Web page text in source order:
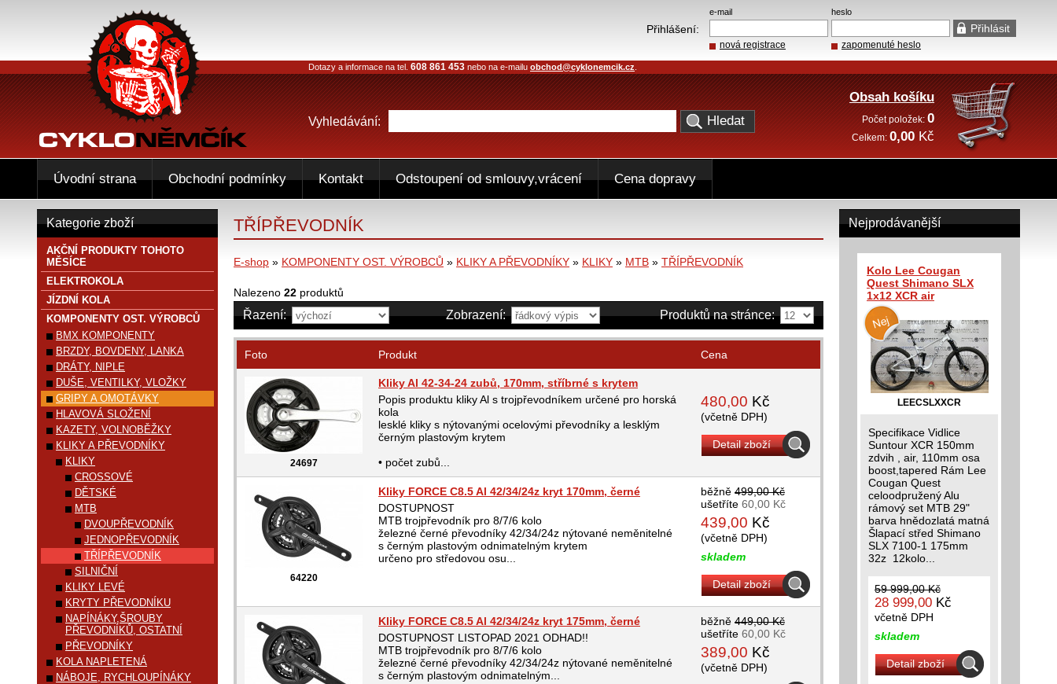
TŘÍPŘEVODNÍK
E-shop » KOMPONENTY OST. VÝROBCŮ » KLIKY A PŘEVODNÍKY » KLIKY » MTB » TŘÍPŘEVODNÍK
Nalezeno 22 produktů
Řazení: Zobrazení: Produktů na stránce:
Foto Produkt Cena
24697
Kliky Al 42-34-24 zubů, 170mm, stříbrné s krytem
Popis produktu kliky Al s trojpřevodníkem určené pro horská
kola
lesklé kliky s nýtovanými ocelovými převodníky a lesklým
černým plastovým krytem
• počet zubů...
480,00 Kč
(včetně DPH)
Detail zboží
64220
Kliky FORCE C8.5 Al 42/34/24z kryt 170mm, černé
DOSTUPNOST
MTB trojpřevodník pro 8/7/6 kolo
železné černé převodníky 42/34/24z nýtované neměnitelné
s černým plastovým odnimatelným krytem
určeno pro středovou osu...
běžně 499,00 Kč
ušetříte 60,00 Kč
439,00 Kč
(včetně DPH)
skladem
Detail zboží
Kliky FORCE C8.5 Al 42/34/24z kryt 175mm, černé
DOSTUPNOST LISTOPAD 2021 ODHAD!!
MTB trojpřevodník pro 8/7/6 kolo
železné černé převodníky 42/34/24z nýtované neměnitelné
s černým plastovým odnimatelným...
běžně 449,00 Kč
ušetříte 60,00 Kč
389,00 Kč
(včetně DPH)
Nejprodávanější
Kolo Lee Cougan
Quest Shimano SLX
1x12 XCR air
LEECSLXXCR
Specifikace Vidlice
Suntour XCR 150mm
zdvih , air, 110mm osa
boost,tapered Rám Lee
Cougan Quest
celoodpružený Alu
rámový set MTB 29"
barva hnědozlatá matná
Šlapací střed Shimano
SLX 7100-1 175mm
32z 12kolo...
59 999,00 Kč
28 999,00 Kč
včetně DPH
skladem
Detail zboží
Kategorie zboží
AKČNÍ PRODUKTY TOHOTO
MĚSÍCE
ELEKTROKOLA
JÍZDNÍ KOLA
KOMPONENTY OST. VÝROBCŮ
BMX KOMPONENTY
BRZDY, BOVDENY, LANKA
DRÁTY, NIPLE
DUŠE, VENTILKY, VLOŽKY
GRIPY A OMOTÁVKY
HLAVOVÁ SLOŽENÍ
KAZETY, VOLNOBĚŽKY
KLIKY A PŘEVODNÍKY
KLIKY
CROSSOVÉ
DĚTSKÉ
MTB
DVOUPŘEVODNÍK
JEDNOPŘEVODNÍK
TŘÍPŘEVODNÍK
SILNIČNÍ
KLIKY LEVÉ
KRYTY PŘEVODNÍKU
NAPÍNÁKY,ŠROUBY
PŘEVODNÍKŮ, OSTATNÍ
PŘEVODNÍKY
KOLA NAPLETENÁ
NÁBOJE, RYCHLOUPÍNÁKY
e-mail heslo
Přihlášení:
nová registrace zapomenuté heslo
Dotazy a informace na tel. 608 861 453 nebo na e-mailu obchod@cyklonemcik.cz
Vyhledávání:
Obsah košíku
Počet položek:0
Celkem: 0,00 Kč
Úvodní strana Obchodní podmínky Kontakt Odstoupení od smlouvy,vrácení Cena dopravy